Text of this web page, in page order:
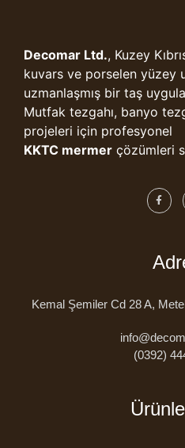
Decomar Ltd., Kuzey
kuvars ve porselen yüzey
uzmanlaşmış bir taş
Mutfak tezgahı, banyo
projeleri için profesyonel
KKTC mermer çözümleri
Kemal Şemiler Cd 28 A,
(0392)